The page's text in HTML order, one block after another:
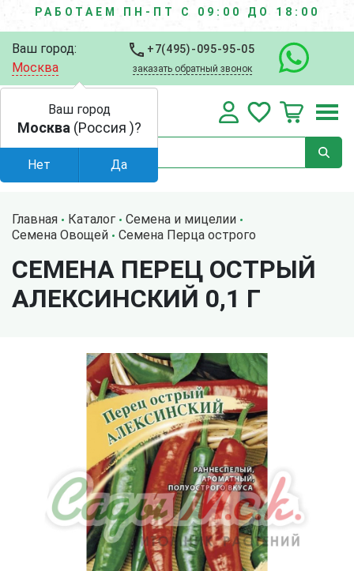
РАБОТАЕМ ПН-ПТ С 09:00 ДО 18:00
Ваш город:
Москва
+7(495)-095-95-05
заказать обратный звонок
Главная Каталог
Семена и мицелии
Семена Овощей
Семена Перца острого
СЕМЕНА ПЕРЕЦ ОСТРЫЙ
АЛЕКСИНСКИЙ 0,1 Г
Ваш город
Москва (Россия )?
Нет Да